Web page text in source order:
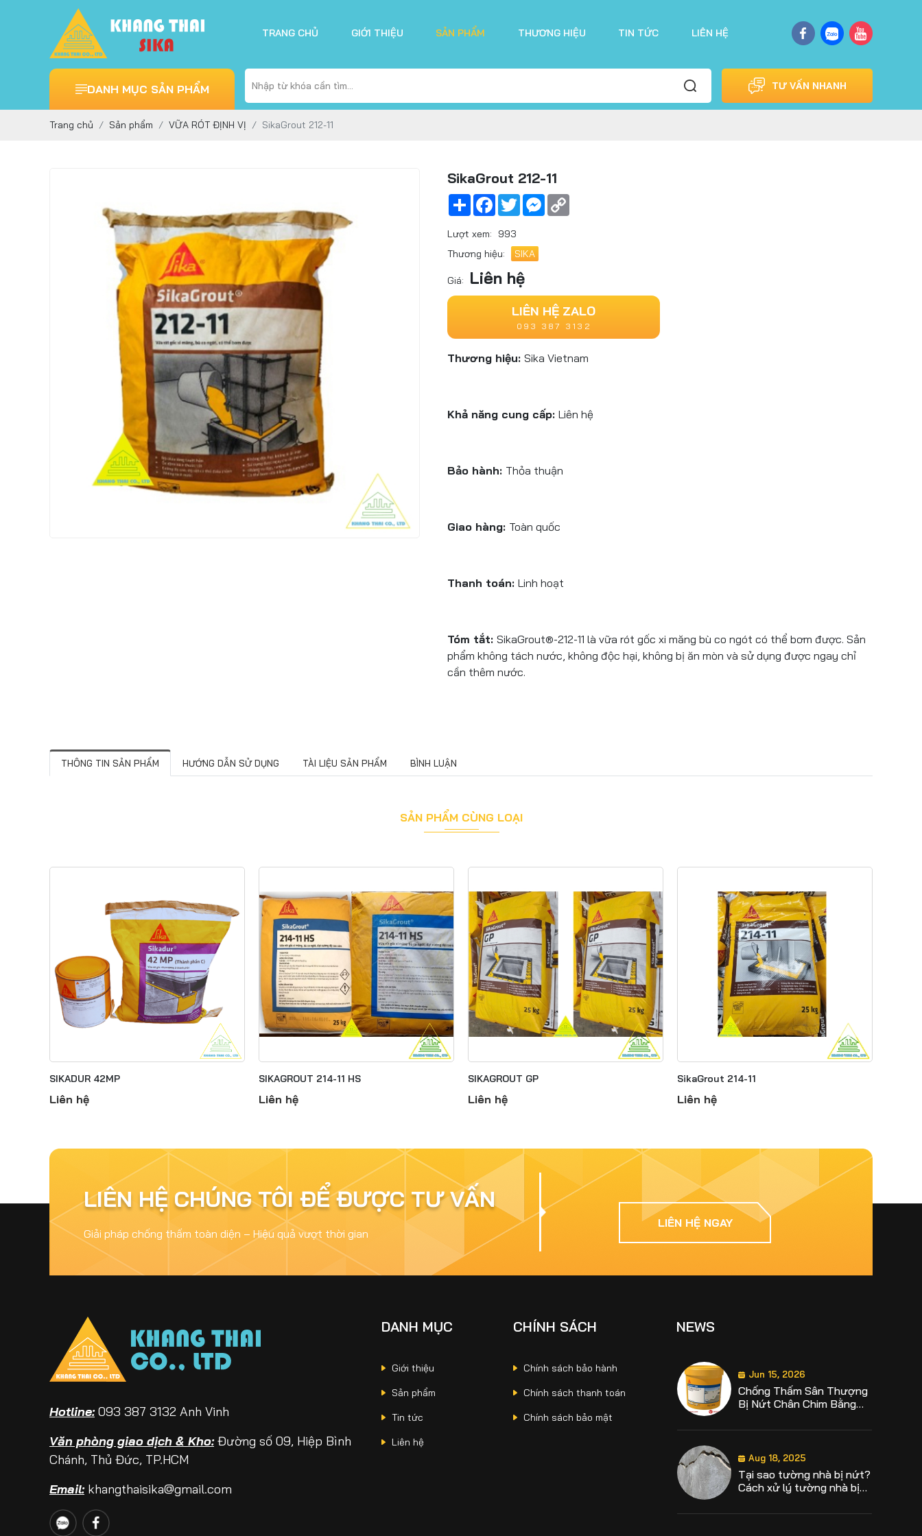
TRANG CHỦ GIỚI THIỆU SẢN PHẨM THƯƠNG HIỆU TIN TỨC LIÊN HỆ
DANH MỤC SẢN PHẨM TƯ VẤN NHANH
Trang chủ Sản phẩm VỮA RÓT ĐỊNH VỊ SikaGrout 212-11
SikaGrout 212-11
Share Facebook
TwitterMessenger
Lượt xem:
993
Thương hiệu:
SIKA
Giá: Liên hệ
LIÊN HỆ ZALO
093 387 3132
Thương hiệu: Sika Vietnam
Khả năng cung cấp: Liên hệ
Bảo hành: Thỏa thuận
Giao hàng: Toàn quốc
Thanh toán: Linh hoạt
Tóm tắt: SikaGrout®-212-11 là vữa rót gốc xi măng bù co ngót có thể bơm được. Sản
phẩm không tách nước, không độc hại, không bị ăn mòn và sử dụng được ngay chỉ
cần thêm nước.
THÔNG TIN SẢN PHẨM HƯỚNG DẪN SỬ DỤNG TÀI LIỆU SẢN PHẨM BÌNH LUẬN
SẢN PHẨM CÙNG LOẠI
SIKADUR 42MP
Liên hệ
SIKAGROUT 214-11 HS
Liên hệ
SIKAGROUT GP
Liên hệ
SikaGrout 214-11
Liên hệ
LIÊN HỆ CHÚNG TÔI ĐỂ ĐƯỢC TƯ VẤN
Giải pháp chống thấm toàn diện – Hiệu quả vượt thời gian
LIÊN HỆ NGAY
Hotline:093 387 3132 Anh Vinh
Văn phòng giao dịch & Kho:Đường số 09, Hiệp Bình
Chánh, Thủ Đức, TP.HCM
Email:khangthaisika@gmail.com
DANH MỤC
Giới thiệu
Sản phẩm
Tin tức
Liên hệ
CHÍNH SÁCH
Chính sách bảo hành
Chính sách thanh toán
Chính sách bảo mật
NEWS
Sikagrout Là Gì? Giải Pháp
Vữa Rót Không Co Ngót
Cho Công Trình Hiện Đại
Jul 09, 2026
Sikaflex Là Gì? Những
Ứng Dụng Thực Tế Trong
Trám Khe Và Chống Thấm
Công Trình
Jul 09, 2026
So Sánh SikaTop®-107
Nên Chọn Loại Nào?
Sika® TileBond GP Giải
Pháp Kinh Tế Giúp Hạn
Chế Bong Tróc Và Nứt Vỡ
Jun 19, 2026
Sika Latex TH Có Tác
Aug 18, 2025
Tại sao tường nhà bị nứt?
Cách xử lý tường nhà bị
Aug 18, 2025
Định mức chống thấm sika
là bao nhiêu? Hướng dẫn
chống thấm